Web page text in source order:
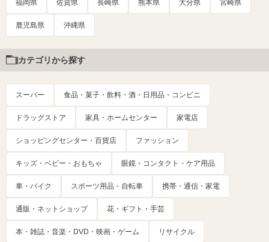
福岡県 佐賀県 長崎県 熊本県 大分県 宮崎県
鹿児島県 沖縄県
カテゴリから探す
スーパー 食品・菓子・飲料・酒・日用品・コンビニ
ドラッグストア 家具・ホームセンター 家電店
ショッピングセンター・百貨店 ファッション
キッズ・ベビー・おもちゃ 眼鏡・コンタクト・ケア用品
車・バイク スポーツ用品・自転車 携帯・通信・家電
通販・ネットショップ 花・ギフト・手芸
本・雑誌・音楽・DVD・映画・ゲーム リサイクル